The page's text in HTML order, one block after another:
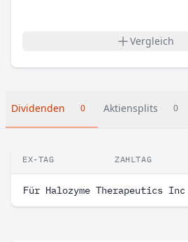
Vergleich
Dividenden 0 Aktiensplits 0
EX-TAG ZAHLTAG
Für Halozyme Therapeutics